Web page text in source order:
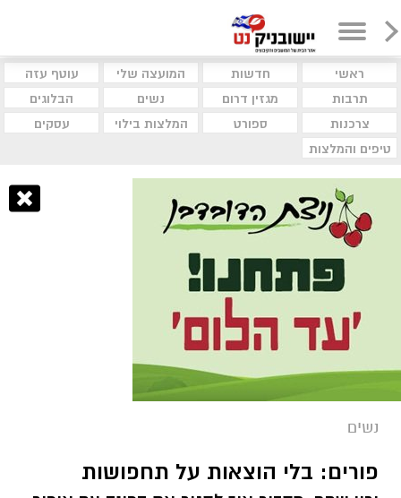
ראשי חדשות המועצה שלי
עוטף עזה
תרבות
מגזין דרום נשים
הבלוגים
צרכנות
ספורט המלצות בילוי
עסקים
טיפים והמלצות
נשים
פורים: בלי הוצאות על תחפושות